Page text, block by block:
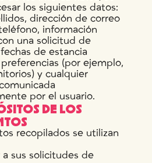
los siguientes datos:
dirección de correo
información
una solicitud de
de estancia
(por ejemplo,
y cualquier
por el usuario.
DE LOS
recopilados se utilizan
sus solicitudes de